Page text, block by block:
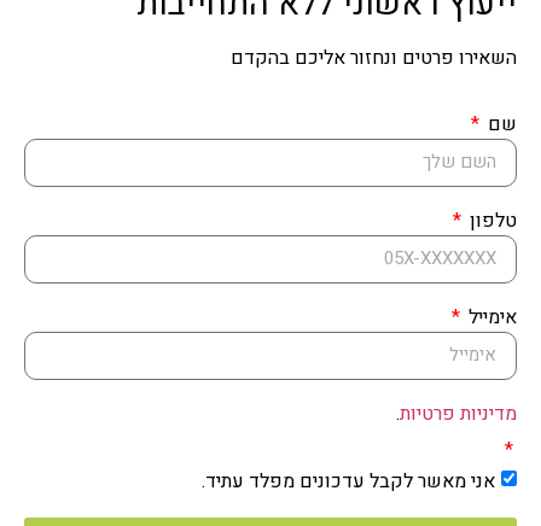
השאירו פרטים ונחזור אליכם בהקדם
שם
טלפון
אימייל
מדיניות פרטיות.
אני מאשר לקבל עדכונים מפלד עתיד.